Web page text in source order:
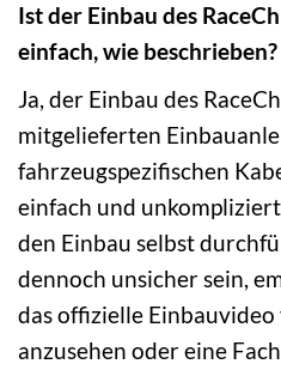
Ist der Einbau des
einfach, wie beschrieben?
Ja, der Einbau des
mitgelieferten
fahrzeugspezifischen
einfach und
den Einbau selbst
dennoch unsicher sein,
das offizielle Einbauvideo
anzusehen oder eine